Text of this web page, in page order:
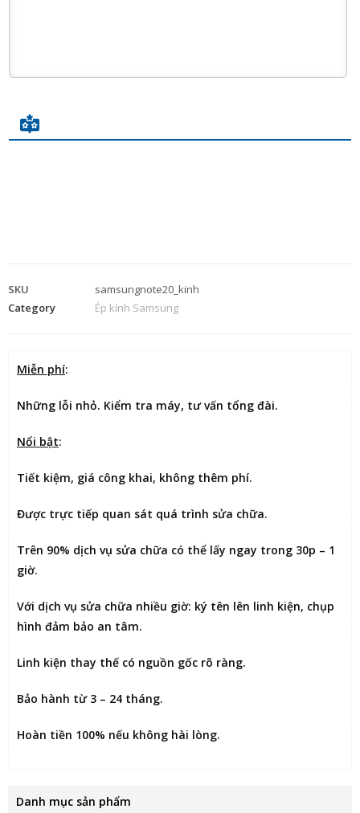
SKU
samsungnote20_kinh
Category
Ép kính Samsung
Miễn phí:
Những lỗi nhỏ. Kiểm tra máy, tư vấn tổng đài.
Nổi bật:
Tiết kiệm, giá công khai, không thêm phí.
Được trực tiếp quan sát quá trình sửa chữa.
Trên 90% dịch vụ sửa chữa có thể lấy ngay trong 30p – 1
giờ.
Với dịch vụ sửa chữa nhiều giờ: ký tên lên linh kiện, chụp
hình đảm bảo an tâm.
Linh kiện thay thế có nguồn gốc rõ ràng.
Bảo hành từ 3 – 24 tháng.
Hoàn tiền 100% nếu không hài lòng.
Danh mục sản phẩm